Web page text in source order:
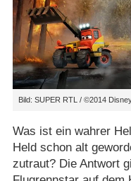
Bild: SUPER RTL /​ ©2014
Was ist ein wahrer
Held schon alt
zutraut? Die Antwort